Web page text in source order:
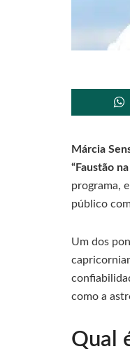
Márcia
“Faustão
programa,
público
Um dos
como a
Qual